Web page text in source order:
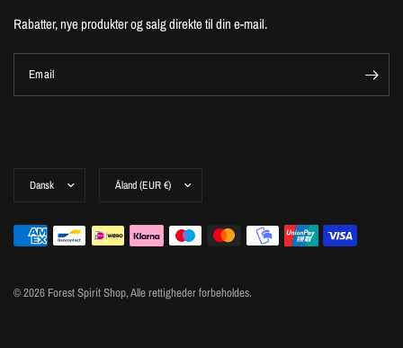
Rabatter, nye produkter og salg direkte til din e-mail.
Email
© 2026 Forest Spirit Shop, Alle rettigheder forbeholdes.